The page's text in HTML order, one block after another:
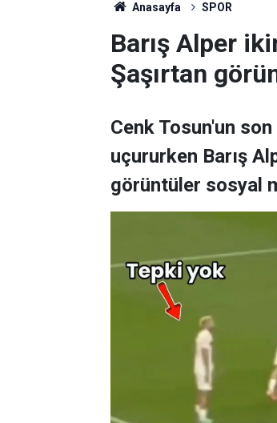
Anasayfa SPOR
Barış Alper
Şaşırtan
Cenk Tosun'un
uçururken Barış
görüntüler sosyal